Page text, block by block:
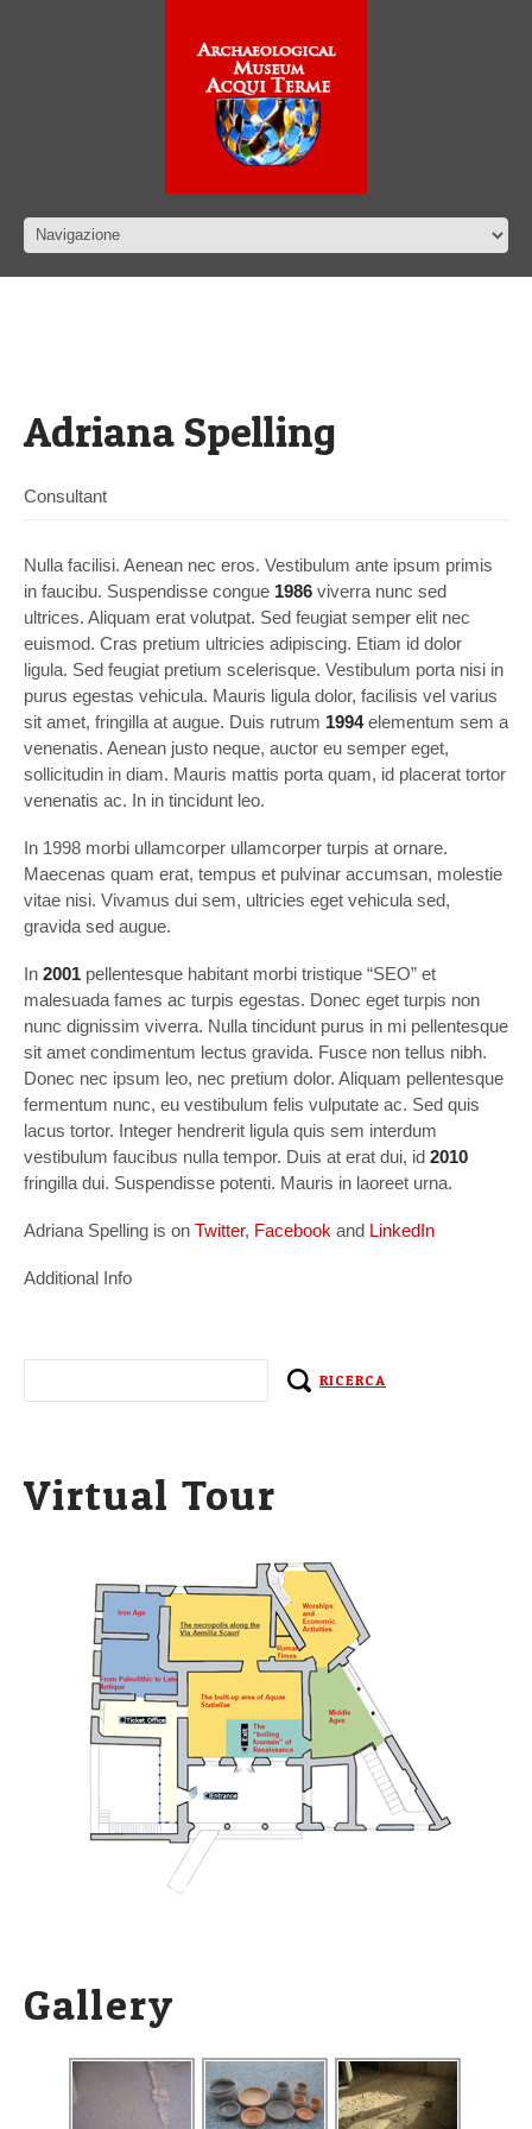
Adriana Spelling
Consultant
Nulla facilisi. Aenean nec eros. Vestibulum ante ipsum primis
in faucibu. Suspendisse congue 1986 viverra nunc sed
ultrices. Aliquam erat volutpat. Sed feugiat semper elit nec
euismod. Cras pretium ultricies adipiscing. Etiam id dolor
ligula. Sed feugiat pretium scelerisque. Vestibulum porta nisi in
purus egestas vehicula. Mauris ligula dolor, facilisis vel varius
sit amet, fringilla at augue. Duis rutrum 1994elementum sem a
venenatis. Aenean justo neque, auctor eu semper eget,
sollicitudin in diam. Mauris mattis porta quam, id placerat tortor
venenatis ac. In in tincidunt leo.
In 1998 morbi ullamcorper ullamcorper turpis at ornare.
Maecenas quam erat, tempus et pulvinar accumsan, molestie
vitae nisi. Vivamus dui sem, ultricies eget vehicula sed,
gravida sed augue.
In 2001 pellentesque habitant morbi tristique “SEO” et
malesuada fames ac turpis egestas. Donec eget turpis non
nunc dignissim viverra. Nulla tincidunt purus in mi pellentesque
sit amet condimentum lectus gravida. Fusce non tellus nibh.
Donec nec ipsum leo, nec pretium dolor. Aliquam pellentesque
fermentum nunc, eu vestibulum felis vulputate ac. Sed quis
lacus tortor. Integer hendrerit ligula quis sem interdum
vestibulum faucibus nulla tempor. Duis at erat dui, id 2010
fringilla dui. Suspendisse potenti. Mauris in laoreet urna.
Adriana Spelling is on Twitter, Facebook and LinkedIn
Additional Info
Virtual Tour
Gallery